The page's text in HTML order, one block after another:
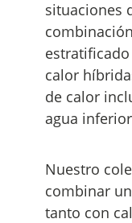
situaciones
calor
de calor
agua
Nuestro
combinar
tanto con